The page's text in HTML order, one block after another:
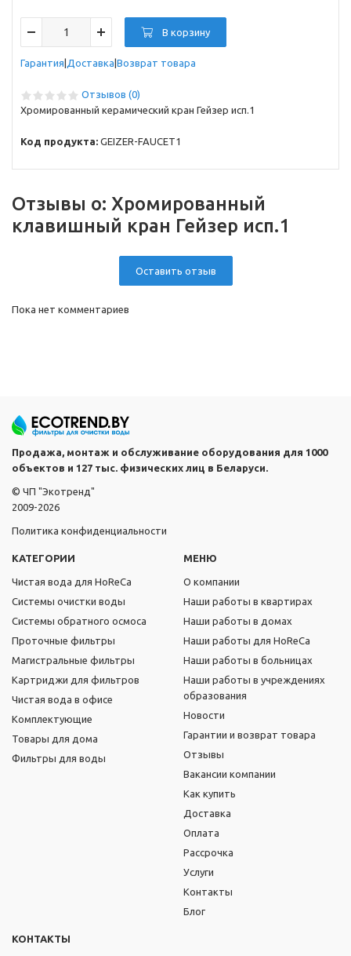
В корзину
Гарантия Доставка Возврат товара
Отзывов (0)
Хромированный керамический кран Гейзер исп.1
Код продукта: GEIZER-FAUCET1
Отзывы о: Хромированный
клавишный кран Гейзер исп.1
Оставить отзыв
Пока нет комментариев
Продажа, монтаж и обслуживание оборудования для 1000
объектов и 127 тыс. физических лиц в Беларуси.
© ЧП "Экотренд"
2009-2026
Политика конфиденциальности
КАТЕГОРИИ
Чистая вода для HoReCa
Системы очистки воды
Системы обратного осмоса
Проточные фильтры
Магистральные фильтры
Картриджи для фильтров
Чистая вода в офисе
Комплектующие
Товары для дома
Фильтры для воды
МЕНЮ
О компании
Наши работы в квартирах
Наши работы в домах
Наши работы для HoReCa
Наши работы в больницах
Наши работы в учреждениях
образования
Новости
Гарантии и возврат товара
Отзывы
Вакансии компании
Как купить
Доставка
Оплата
Рассрочка
Услуги
Контакты
Блог
КОНТАКТЫ